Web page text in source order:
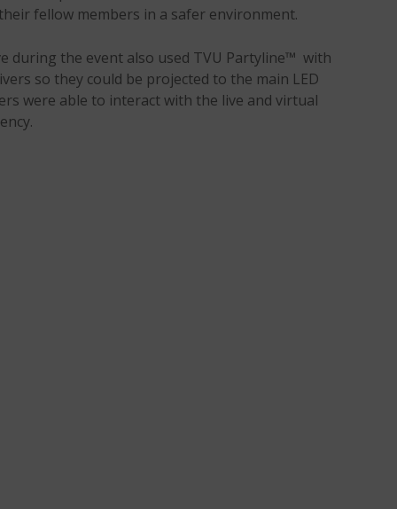
fellow members in a safer environment.
during the event also used TVU Partyline™ with
so they could be projected to the main LED
were able to interact with the live and virtual